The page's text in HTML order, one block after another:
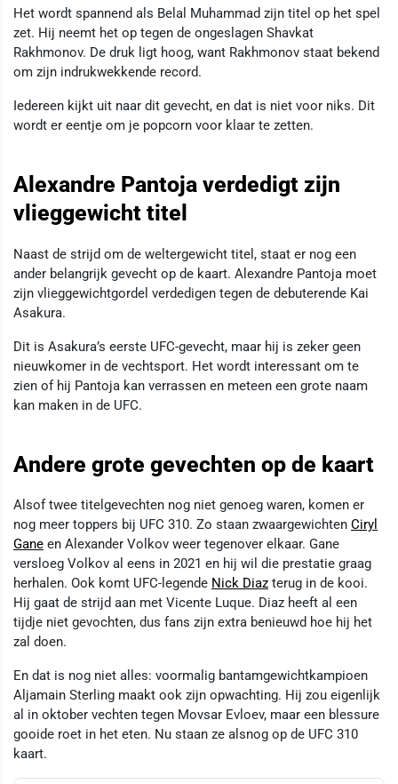
Het wordt spannend als Belal Muhammad zijn titel op het spel
zet. Hij neemt het op tegen de ongeslagen Shavkat
Rakhmonov. De druk ligt hoog, want Rakhmonov staat bekend
om zijn indrukwekkende record.
Iedereen kijkt uit naar dit gevecht, en dat is niet voor niks. Dit
wordt er eentje om je popcorn voor klaar te zetten.
Alexandre Pantoja verdedigt zijn
vlieggewicht titel
Naast de strijd om de weltergewicht titel, staat er nog een
ander belangrijk gevecht op de kaart. Alexandre Pantoja moet
zijn vlieggewichtgordel verdedigen tegen de debuterende Kai
Asakura.
Dit is Asakura’s eerste UFC-gevecht, maar hij is zeker geen
nieuwkomer in de vechtsport. Het wordt interessant om te
zien of hij Pantoja kan verrassen en meteen een grote naam
kan maken in de UFC.
Andere grote gevechten op de kaart
Alsof twee titelgevechten nog niet genoeg waren, komen er
nog meer toppers bij UFC 310. Zo staan zwaargewichten Ciryl
Gane en Alexander Volkov weer tegenover elkaar. Gane
versloeg Volkov al eens in 2021 en hij wil die prestatie graag
herhalen. Ook komt UFC-legende Nick Diaz terug in de kooi.
Hij gaat de strijd aan met Vicente Luque. Diaz heeft al een
tijdje niet gevochten, dus fans zijn extra benieuwd hoe hij het
zal doen.
En dat is nog niet alles: voormalig bantamgewichtkampioen
Aljamain Sterling maakt ook zijn opwachting. Hij zou eigenlijk
al in oktober vechten tegen Movsar Evloev, maar een blessure
gooide roet in het eten. Nu staan ze alsnog op de UFC 310
kaart.